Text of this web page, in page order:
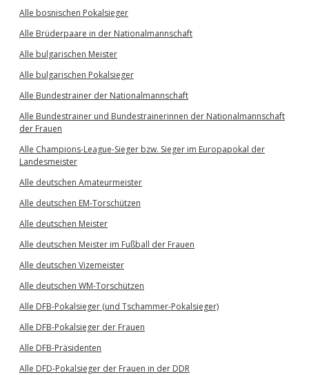
Alle bosnischen Pokalsieger
Alle Brüderpaare in der Nationalmannschaft
Alle bulgarischen Meister
Alle bulgarischen Pokalsieger
Alle Bundestrainer der Nationalmannschaft
Alle Bundestrainer und Bundestrainerinnen der Nationalmannschaft
der Frauen
Alle Champions-League-Sieger bzw. Sieger im Europapokal der
Landesmeister
Alle deutschen Amateurmeister
Alle deutschen EM-Torschützen
Alle deutschen Meister
Alle deutschen Meister im Fußball der Frauen
Alle deutschen Vizemeister
Alle deutschen WM-Torschützen
Alle DFB-Pokalsieger (und Tschammer-Pokalsieger)
Alle DFB-Pokalsieger der Frauen
Alle DFB-Präsidenten
Alle DFD-Pokalsieger der Frauen in der DDR